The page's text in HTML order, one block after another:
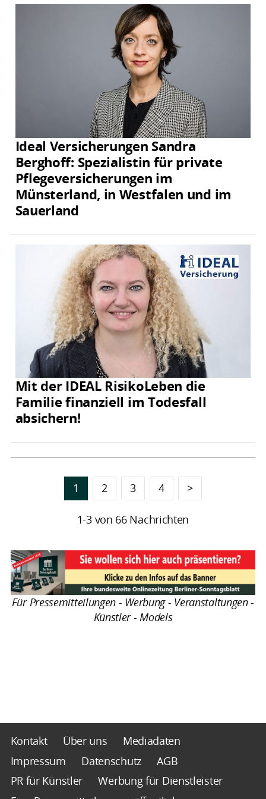
Ideal Versicherungen Sandra
Berghoff: Spezialistin für private
Pflegeversicherungen im
Münsterland, in Westfalen und im
Sauerland
Mit der IDEAL RisikoLeben die
Familie finanziell im Todesfall
absichern!
1 2 3 4 >
1-3 von 66 Nachrichten
Für Pressemitteilungen - Werbung - Veranstaltungen -
Künstler - Models
Kontakt Über uns
Mediadaten
Impressum
Datenschutz
AGB
PR für Künstler
Werbung für Dienstleister